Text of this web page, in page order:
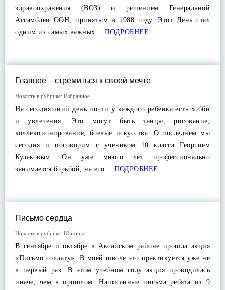
здравоохранения (ВОЗ) и решением Генеральной
Ассамблеи ООН, принятым в 1988 году. Этот День стал
одним из самых важных… ПОДРОБНЕЕ
Главное – стремиться к своей мечте
Новость в рубрике: Избранное
На сегодняшний день почти у каждого ребенка есть хобби
и увлечения. Это могут быть танцы, рисование,
коллекционирование, боевые искусства. О последнем мы
сегодня и поговорим с учеником 10 класса Георгием
Кулаковым. Он уже много лет профессионально
занимается борьбой, на его… ПОДРОБНЕЕ
Письмо сердца
Новость в рубрике: Юнкоры
В сентябре и октябре в Аксайском районе прошла акция
«Письмо солдату». В моей школе это практикуется уже не
в первый раз. В этом учебном году акция проводилась
иначе, чем в прошлом. Написанные письма ребята из 9